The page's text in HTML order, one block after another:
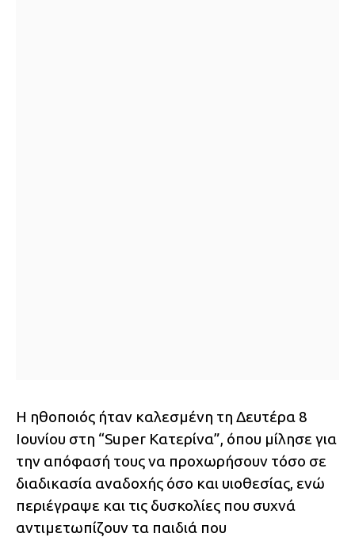
Η ηθοποιός ήταν καλεσμένη τη Δευτέρα 8
Ιουνίου στη “Super Κατερίνα”, όπου μίλησε για
την απόφασή τους να προχωρήσουν τόσο σε
διαδικασία αναδοχής όσο και υιοθεσίας, ενώ
περιέγραψε και τις δυσκολίες που συχνά
αντιμετωπίζουν τα παιδιά που